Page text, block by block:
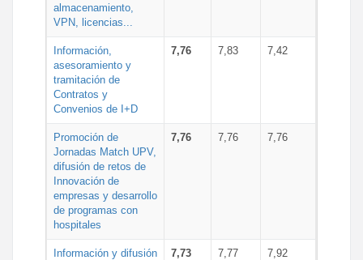
almacenamiento,
VPN, licencias...
Información,
asesoramiento y
tramitación de
Contratos y
Convenios de I+D
7,76 7,83 7,42
Promoción de
Jornadas Match UPV,
difusión de retos de
Innovación de
empresas y desarrollo
de programas con
hospitales
7,76 7,76 7,76
Información y difusión
7,73 7,77 7,92